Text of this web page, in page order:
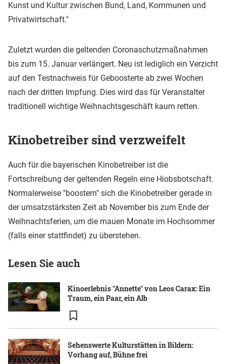
Kunst und Kultur zwischen Bund, Land, Kommunen und
Privatwirtschaft."
Zuletzt wurden die geltenden Coronaschutzmaßnahmen
bis zum 15. Januar verlängert. Neu ist lediglich ein Verzicht
auf den Testnachweis für Geboosterte ab zwei Wochen
nach der dritten Impfung. Dies wird das für Veranstalter
traditionell wichtige Weihnachtsgeschäft kaum retten.
Kinobetreiber sind verzweifelt
Auch für die bayerischen Kinobetreiber ist die
Fortschreibung der geltenden Regeln eine Hiobsbotschaft.
Normalerweise "boostern" sich die Kinobetreiber gerade in
der umsatzstärksten Zeit ab November bis zum Ende der
Weihnachtsferien, um die mauen Monate im Hochsommer
(falls einer stattfindet) zu überstehen.
Lesen Sie auch
Kinoerlebnis "Annette" von Leos Carax: Ein
Traum, ein Paar, ein Alb
Sehenswerte Kulturstätten in Bildern:
Vorhang auf, Bühne frei